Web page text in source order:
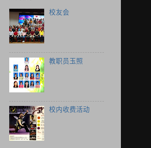
校友会
教职员玉照
校内收费活动